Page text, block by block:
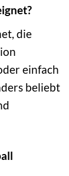
die
einfach
beliebt